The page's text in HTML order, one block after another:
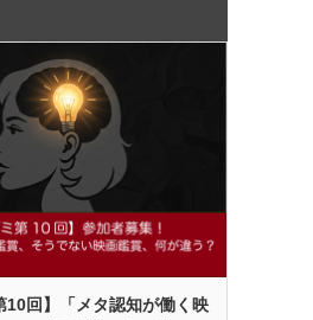
10回】「メタ認知が働く映